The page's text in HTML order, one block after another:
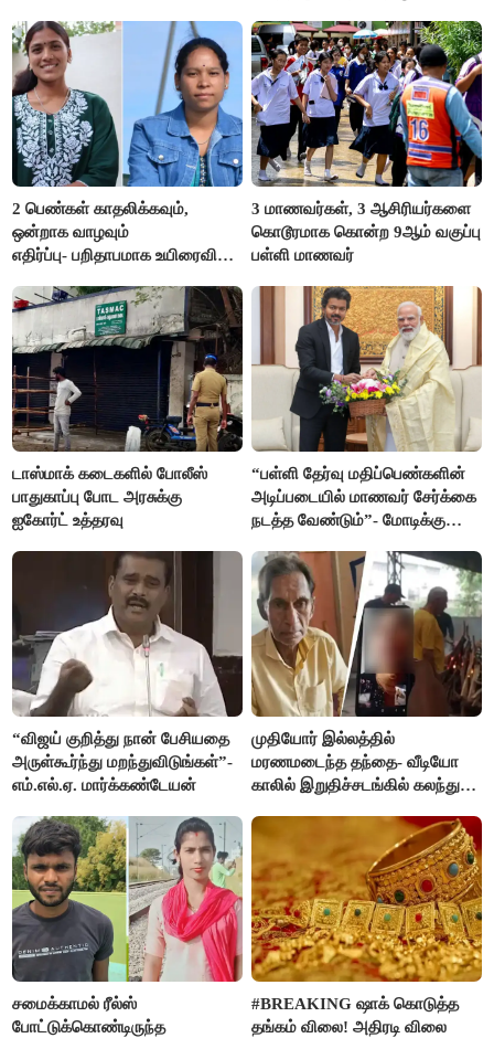
2 பெண்கள் காதலிக்கவும்,
ஒன்றாக வாழவும்
எதிர்ப்பு- பறிதாபமாக உயிரைவிட்ட
3 மாணவர்கள், 3 ஆசிரியர்களை
கொடூரமாக கொன்ற 9ஆம் வகுப்பு
பள்ளி மாணவர்
டாஸ்மாக் கடைகளில் போலீஸ்
பாதுகாப்பு போட அரசுக்கு
ஐகோர்ட் உத்தரவு
“பள்ளி தேர்வு மதிப்பெண்களின்
அடிப்படையில் மாணவர் சேர்க்கை
நடத்த வேண்டும்”- மோடிக்கு
“விஜய் குறித்து நான் பேசியதை
அருள்கூர்ந்து மறந்துவிடுங்கள்”-
எம்.எல்.ஏ. மார்க்கண்டேயன்
முதியோர் இல்லத்தில்
மரணமடைந்த தந்தை- வீடியோ
காலில் இறுதிச்சடங்கில் கலந்து
சமைக்காமல் ரீல்ஸ்
போட்டுக்கொண்டிருந்த
#BREAKING ஷாக் கொடுத்த
தங்கம் விலை! அதிரடி விலை